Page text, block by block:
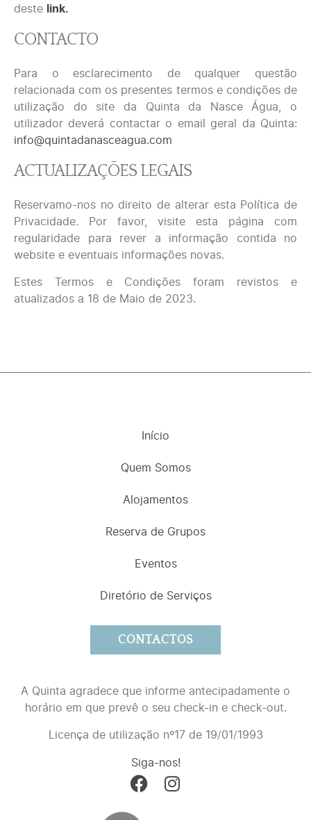
deste link.
CONTACTO
Para o esclarecimento de qualquer questão
relacionada com os presentes termos e condições de
utilização do site da Quinta da Nasce Água, o
utilizador deverá contactar o email geral da Quinta:
info@quintadanasceagua.com
ACTUALIZAÇÕES LEGAIS
Reservamo-nos no direito de alterar esta Política de
Privacidade. Por favor, visite esta página com
regularidade para rever a informação contida no
website e eventuais informações novas.
Estes Termos e Condições foram revistos e
atualizados a 18 de Maio de 2023.
Início
Quem Somos
Alojamentos
Reserva de Grupos
Eventos
Diretório de Serviços
CONTACTOS
A Quinta agradece que informe antecipadamente o
horário em que prevê o seu check-in e check-out.
Licença de utilização nº17 de 19/01/1993
Siga-nos!